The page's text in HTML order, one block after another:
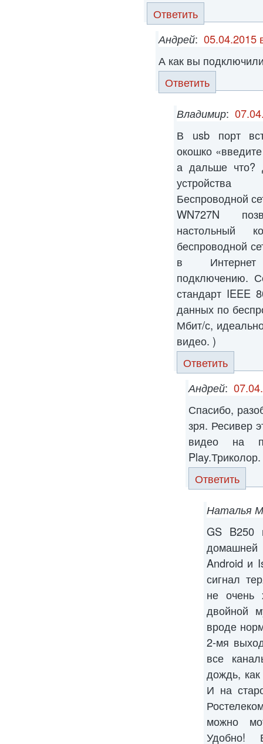
Ответить
Андрей: 05.04.2015
А как вы
Ответить
Владимир:
В usb порт
окошко
а дальше что?
устройства
Беспроводной
WN727N
настольный
беспроводной
в Интернет
подключению.
стандарт IEEE
данных по
Мбит/с,
видео. )
Ответить
Андрей:
Спасибо,
зря. Ресивер
видео на
Ответить
Наталья
GS B250
Android и
сигнал
не очень
двойной
вроде
2-мя
все
дождь,
И на
можно
Удобно!